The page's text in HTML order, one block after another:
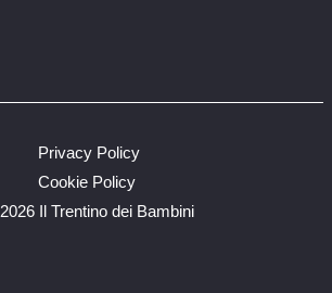
2026 Il Trentino dei Bambini
Privacy Policy
Cookie Policy